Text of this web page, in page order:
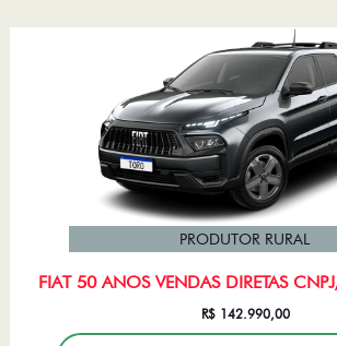
FIAT 50 ANOS VENDAS DIRETAS
PRODUTOR RURAL
R$ 142.990,00